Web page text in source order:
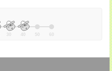
30 40 50 60